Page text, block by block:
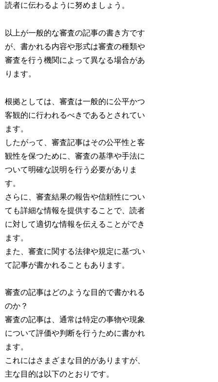
読者に伝わるように努めましょう。
以上が一般的な審査の記事の書き方です
が、書かれる内容や形式は審査の種類や
審査を行う機関によって異なる場合があ
ります。
根拠としては、審査は一般的に公平かつ
客観的に行われるべきであるとされてい
ます。
したがって、審査記事はその公平性と客
観性を保つために、審査の基準や手法に
ついて明確な説明を行う必要がありま
す。
さらに、審査結果の報告や信頼性につい
ても詳細な情報を提供することで、読者
に対して適切な情報を伝えることができ
ます。
また、審査に関する法律や規定に基づい
て記事が書かれることもあります。
審査の記事はどのような目的で書かれる
のか？
審査の記事は、通常は特定の事物や現象
について評価や判断を行うために書かれ
ます。
これにはさまざまな目的がありますが、
主な目的は以下のとおりです。